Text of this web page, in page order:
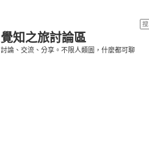
覺知之旅討論區
討論、交流、分享。不限人類圖，什麼都可聊